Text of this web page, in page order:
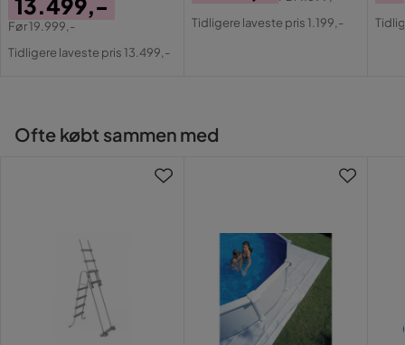
Pris
Original
Før19.999,-
Tidligere laveste pris 13.499,-
Pris
Original
Tidligere laveste pris 1.199,-
Ofte købt sammen med